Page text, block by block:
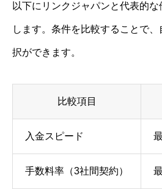
以下にリンクジャパンと代表的
します。条件を比較することで
択ができます。
比較項目
入金スピード
手数料率（3社間契約）